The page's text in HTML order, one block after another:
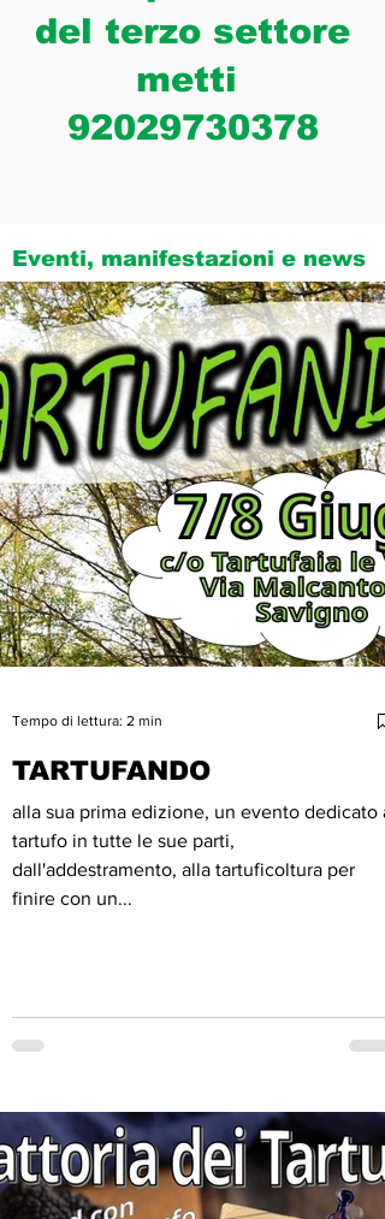
del terzo settore
metti
92029730378
Eventi, manifestazioni e news
TARTUFANDO
alla sua prima edizione, un evento dedicato
tartufo in tutte le sue parti,
dall'addestramento, alla tartuficoltura per
finire con un...
Tempo di lettura: 2 min